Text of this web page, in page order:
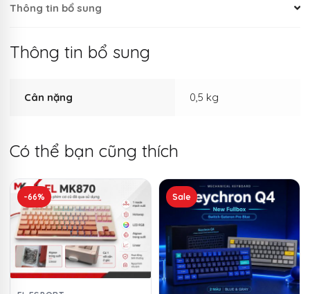
Thông tin bổ sung
Thông tin bổ sung
Cân nặng 0,5 kg
Có thể bạn cũng thích
-66% Sale
Sản
phẩm
có
nhiều
biến
thể.